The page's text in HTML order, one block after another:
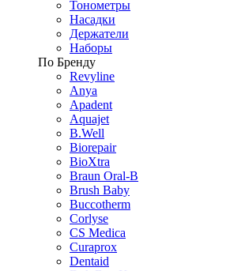
Тонометры
Насадки
Держатели
Наборы
По Бренду
Revyline
Anya
Apadent
Aquajet
B.Well
Biorepair
BioXtra
Braun Oral-B
Brush Baby
Buccotherm
Corlyse
CS Medica
Curaprox
Dentaid